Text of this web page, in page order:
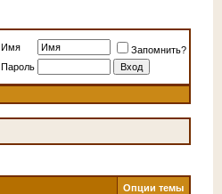
Имя
Запомнить?
Пароль
Опции темы